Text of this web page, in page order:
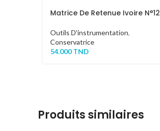
Matrice De Retenue Ivoire N°12
Outils D'instrumentation,
Conservatrice
54.000TND
Produits similaires